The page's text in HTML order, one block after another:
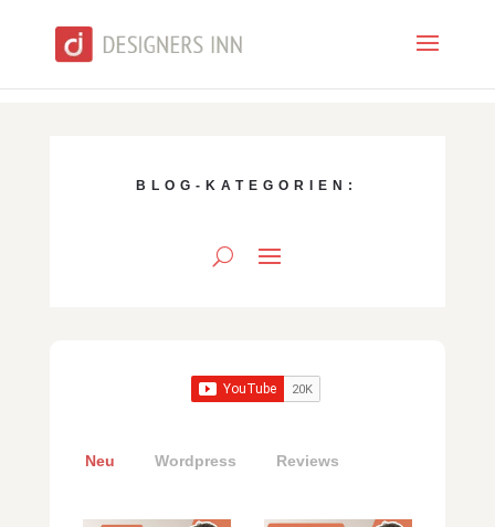
BLOG-KATEGORIEN:
Neu Wordpress Reviews